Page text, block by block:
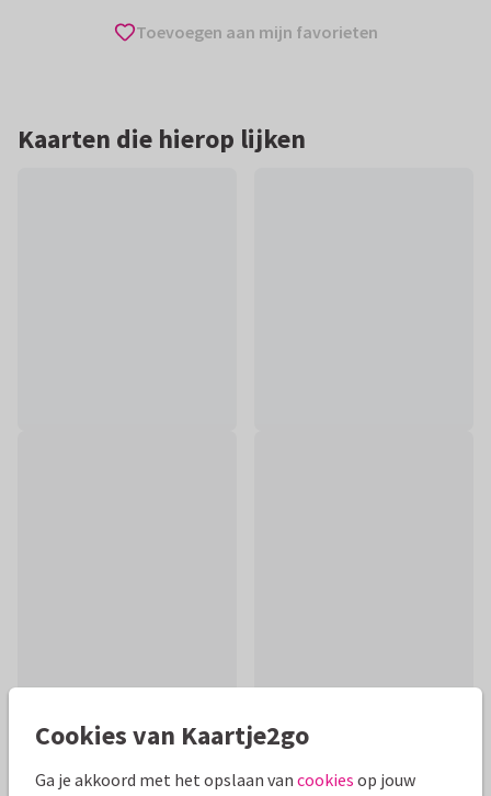
Toevoegen aan mijn favorieten
Kaarten die hierop lijken
Mooie extra's bij je kaart
Cookies van Kaartje2go
Ga je akkoord met het opslaan van cookies op jouw